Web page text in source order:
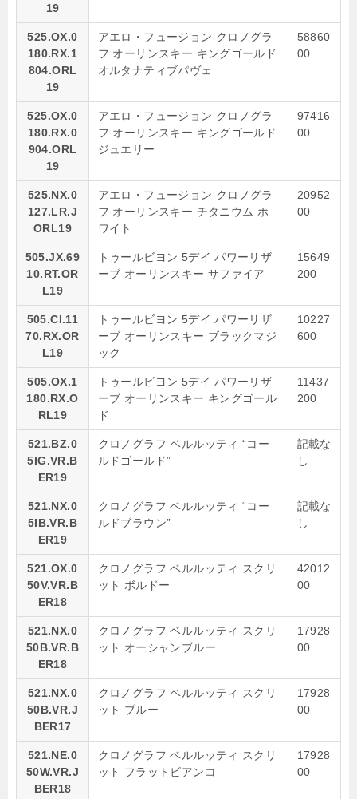
19
525.OX.0
180.RX.1
804.ORL
19
アエロ・フュージョン クロノグラ
フ オーリンスキー キングゴールド
オルタナティブパヴェ
58860
00
525.OX.0
180.RX.0
904.ORL
19
アエロ・フュージョン クロノグラ
フ オーリンスキー キングゴールド
ジュエリー
97416
00
525.NX.0
127.LR.J
ORL19
アエロ・フュージョン クロノグラ
フ オーリンスキー チタニウム ホ
ワイト
20952
00
505.JX.69
10.RT.OR
L19
トゥールビヨン 5デイ パワーリザ
ーブ オーリンスキー サファイア
15649
200
505.CI.11
70.RX.OR
L19
トゥールビヨン 5デイ パワーリザ
ーブ オーリンスキー ブラックマジ
ック
10227
600
505.OX.1
180.RX.O
RL19
トゥールビヨン 5デイ パワーリザ
ーブ オーリンスキー キングゴール
ド
11437
200
521.BZ.0
5IG.VR.B
ER19
クロノグラフ ベルルッティ “コー
ルドゴールド”
記載な
し
521.NX.0
5IB.VR.B
ER19
クロノグラフ ベルルッティ “コー
ルドブラウン”
記載な
し
521.OX.0
50V.VR.B
ER18
クロノグラフ ベルルッティ スクリ
ット ボルドー
42012
00
521.NX.0
50B.VR.B
ER18
クロノグラフ ベルルッティ スクリ
ット オーシャンブルー
17928
00
521.NX.0
50B.VR.J
BER17
クロノグラフ ベルルッティ スクリ
ット ブルー
17928
00
521.NE.0
50W.VR.J
BER18
クロノグラフ ベルルッティ スクリ
ット フラットビアンコ
17928
00